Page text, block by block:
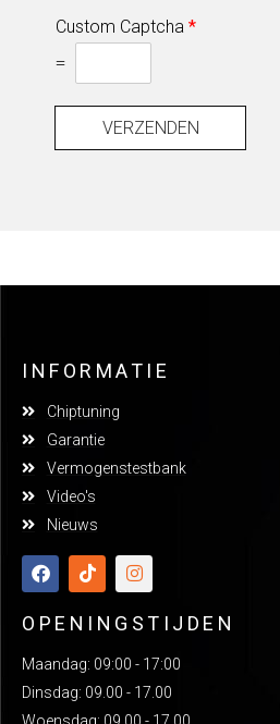
Custom Captcha *
=
VERZENDEN
INFORMATIE
Chiptuning
Garantie
Vermogenstestbank
Video's
Nieuws
OPENINGSTIJDEN
Maandag: 09:00 - 17:00
Dinsdag: 09.00 - 17.00
Woensdag: 09.00 - 17.00